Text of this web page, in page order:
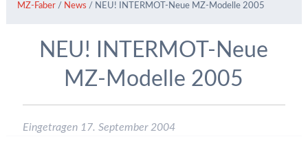
MZ-Faber / News / NEU! INTERMOT-Neue MZ-Modelle 2005
NEU! INTERMOT-Neue
MZ-Modelle 2005
Eingetragen 17. September 2004